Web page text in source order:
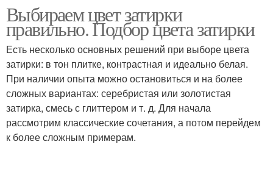
Белая плитка Серая затирка
Полиуретановая
затирка
Затирка для плитки
Выбираем цвет затирки
правильно. Подбор цвета затирки
Есть несколько основных решений при выборе цвета
затирки: в тон плитке, контрастная и идеально белая.
При наличии опыта можно остановиться и на более
сложных вариантах: серебристая или золотистая
затирка, смесь с глиттером и т. д. Для начала
рассмотрим классические сочетания, а потом перейдем
к более сложным примерам.